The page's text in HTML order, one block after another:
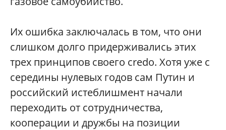
Их ошибка заключалась в том, что они
слишком долго придерживались этих
трех принципов своего credo. Хотя уже с
середины нулевых годов сам Путин и
российский истеблишмент начали
переходить от сотрудничества,
кооперации и дружбы на позиции